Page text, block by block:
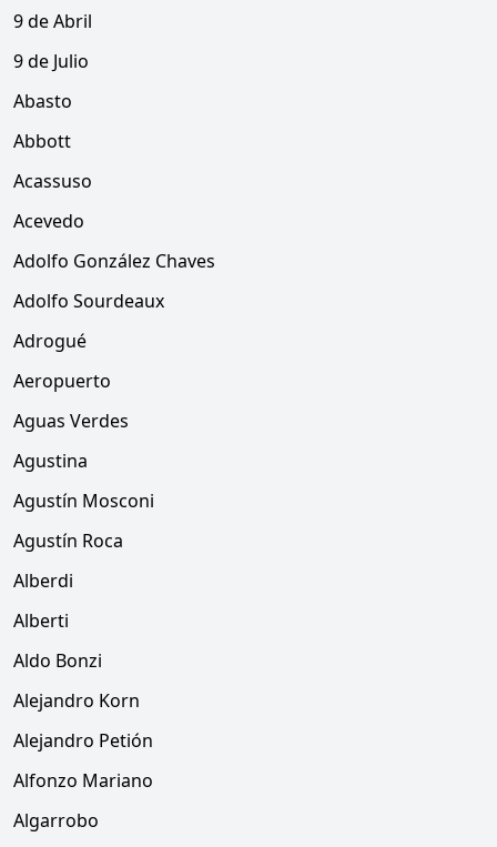
9 de Abril
9 de Julio
Abasto
Abbott
Acassuso
Acevedo
Adolfo González Chaves
Adolfo Sourdeaux
Adrogué
Aeropuerto
Aguas Verdes
Agustina
Agustín Mosconi
Agustín Roca
Alberdi
Alberti
Aldo Bonzi
Alejandro Korn
Alejandro Petión
Alfonzo Mariano
Algarrobo